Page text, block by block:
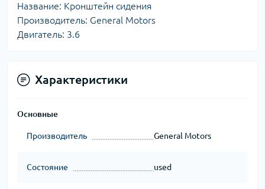
Название: Кронштейн сидения
Производитель: General Motors
Двигатель: 3.6
Характеристики
Основные
Производитель General Motors
Состояние used